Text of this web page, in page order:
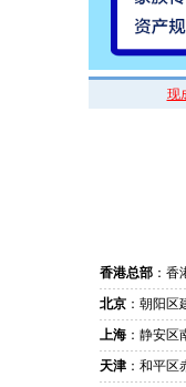
现
香港总部 ：
北京 ：朝阳
上海 ：静安
天津 ：和平